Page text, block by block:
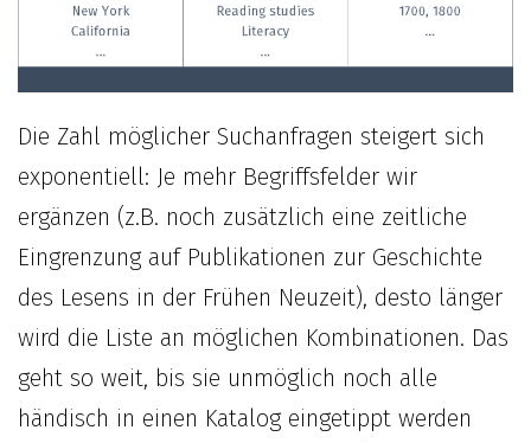
Die Zahl möglicher Suchanfragen steigert sich
exponentiell: Je mehr Begriffsfelder wir
ergänzen (z.B. noch zusätzlich eine zeitliche
Eingrenzung auf Publikationen zur Geschichte
des Lesens in der Frühen Neuzeit), desto länger
wird die Liste an möglichen Kombinationen. Das
geht so weit, bis sie unmöglich noch alle
händisch in einen Katalog eingetippt werden